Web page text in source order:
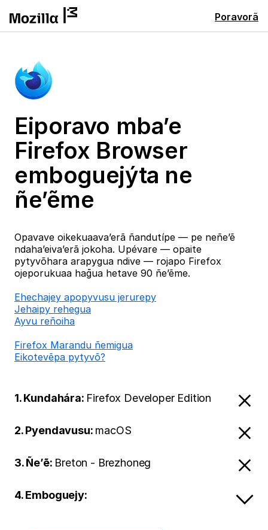
Poravorã
Eiporavo mba’e
Firefox Browser
emboguejýta ne
ñe’ẽme
Opavave oikekuaava’erã ñandutípe — pe neñe’ẽ
ndaha’eiva’erã jokoha. Upévare — opaite
pytyvõhara arapygua ndive — rojapo Firefox
ojeporukuaa hag̃ua hetave 90 ñe’ẽme.
Ehechajey apopyvusu jerurepy
Jehaipy rehegua
Ayvu reñoiha
Firefox Marandu ñemigua
Eikotevẽpa pytyvõ?
1. Kundahára: Firefox Developer Edition
2. Pyendavusu: macOS
3. Ñe’ẽ: Breton - Brezhoneg
4. Emboguejy: